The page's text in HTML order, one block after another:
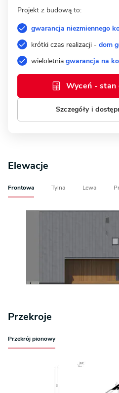
Projekt z budową to:
gwarancja niezmiennego
krótki czas realizacji - dom
wieloletnia gwarancja na
Szczegóły i
Wyceń -
Elewacje
Frontowa Tylna Lewa
Przekroje
Przekrój pionowy